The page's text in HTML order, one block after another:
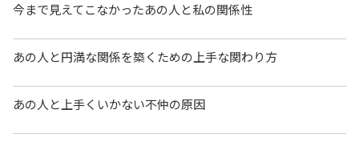
今まで見えてこなかったあの人と私の関係性
あの人と円満な関係を築くための上手な関わり方
あの人と上手くいかない不仲の原因